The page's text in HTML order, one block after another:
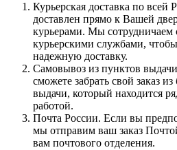
Курьерская доставка по всей
доставлен прямо к Вашей
курьерами. Мы сотрудничаем
курьерскими службами,
надежную доставку.
Самовывоз из пунктов
сможете забрать свой заказ
выдачи, который находится
работой.
Почта России. Если вы
мы отправим ваш заказ
вам почтового отделения.